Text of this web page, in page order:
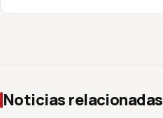
Noticias relacionadas